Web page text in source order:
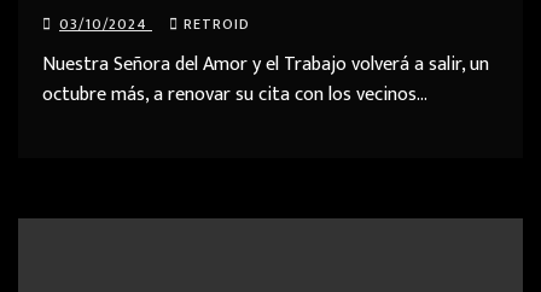
03/10/2024 RETROID
Nuestra Señora del Amor y el Trabajo volverá a salir, un
octubre más, a renovar su cita con los vecinos…